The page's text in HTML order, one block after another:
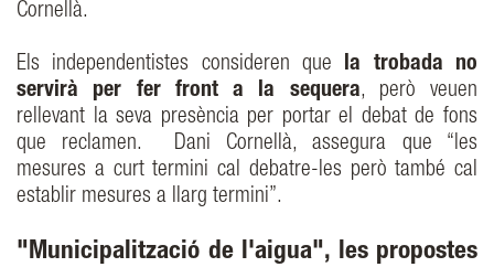
Cornellà.
Els independentistes consideren que la trobada no
servirà per fer front a la sequera, però veuen
rellevant la seva presència per portar el debat de fons
que reclamen. Dani Cornellà, assegura que “les
mesures a curt termini cal debatre-les però també cal
establir mesures a llarg termini”.
"Municipalització de l'aigua", les propostes